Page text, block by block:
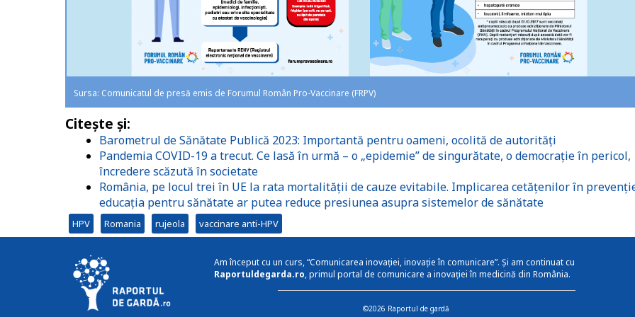
Sursa: Comunicatul de presă emis de Forumul Român Pro-Vaccinare (FRPV)
Citește și:
Barometrul de Sănătate Publică 2023: Importantă pentru oameni, ocolită de autorități
Pandemia COVID-19 a trecut. Ce lasă în urmă – o „epidemie” de singurătate, o democrație în pericol,
încredere scăzută în societate
România, pe locul trei în UE la rata mortalității de cauze evitabile. Implicarea cetățenilor în
educația pentru sănătate ar putea reduce presiunea asupra sistemelor de sănătate
HPV Romania rujeola vaccinare anti-HPV
Am început cu un curs, “Comunicarea inovației, inovație în comunicare”. Și am continuat cu
Raportuldegarda.ro, primul portal de comunicare a inovației în medicină din România.
©2026 Raportul de gardă